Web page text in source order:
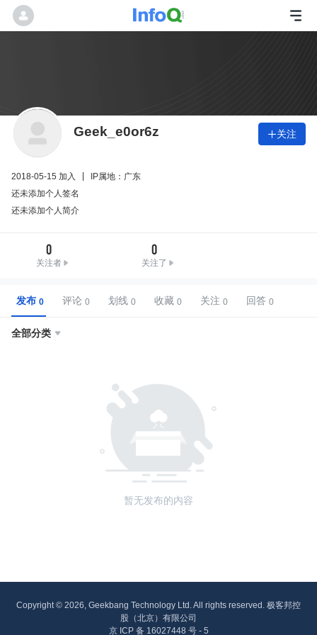
Geek_e0or6z 关注
2018-05-15 加入
IP属地：广东
还未添加个人签名
还未添加个人简介
0
关注者
0
关注了
发布 评论 划线 收藏 关注 回答
全部分类 
暂无发布的内容
Copyright © 2026, Geekbang Technology Ltd. All rights reserved. 极客邦控
股（北京）有限公司
京 ICP 备 16027448 号 - 5